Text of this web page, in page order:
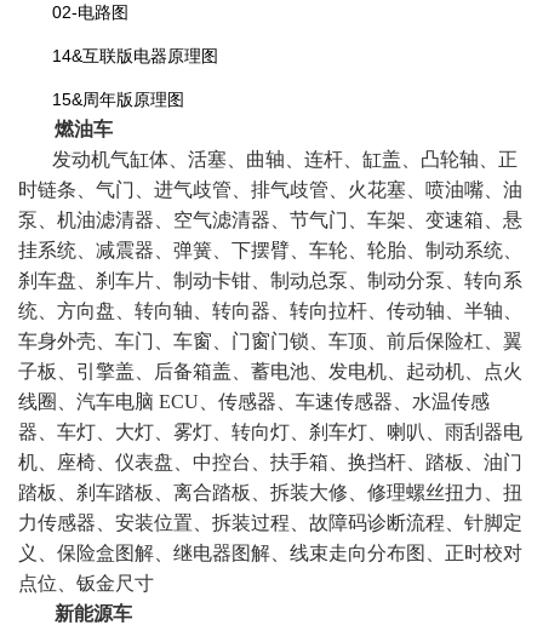
02-电路图
14&互联版电器原理图
15&周年版原理图
燃油车
发动机气缸体、活塞、曲轴、连杆、缸盖、凸轮轴、正
时链条、气门、进气歧管、排气歧管、火花塞、喷油嘴、油
泵、机油滤清器、空气滤清器、节气门、车架、变速箱、悬
挂系统、减震器、弹簧、下摆臂、车轮、轮胎、制动系统、
刹车盘、刹车片、制动卡钳、制动总泵、制动分泵、转向系
统、方向盘、转向轴、转向器、转向拉杆、传动轴、半轴、
车身外壳、车门、车窗、门窗门锁、车顶、前后保险杠、翼
子板、引擎盖、后备箱盖、蓄电池、发电机、起动机、点火
线圈、汽车电脑 ECU、传感器、车速传感器、水温传感
器、车灯、大灯、雾灯、转向灯、刹车灯、喇叭、雨刮器电
机、座椅、仪表盘、中控台、扶手箱、换挡杆、踏板、油门
踏板、刹车踏板、离合踏板、拆装大修、修理螺丝扭力、扭
力传感器、安装位置、拆装过程、故障码诊断流程、针脚定
义、保险盒图解、继电器图解、线束走向分布图、正时校对
点位、钣金尺寸
新能源车